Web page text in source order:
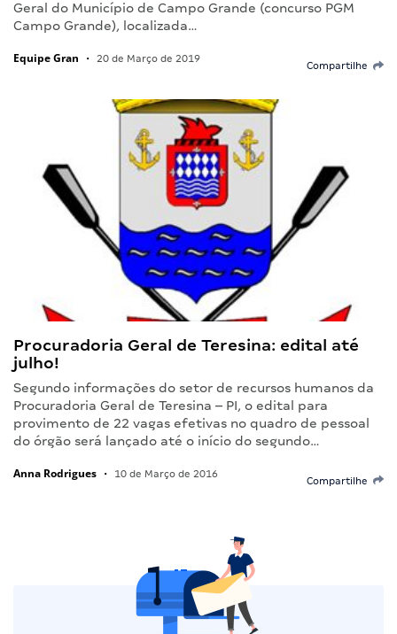
Geral do Município de Campo Grande (concurso PGM
Campo Grande), localizada…
Equipe Gran • 20 de Março de 2019
Compartilhe
Procuradoria Geral de Teresina: edital até
julho!
Segundo informações do setor de recursos humanos da
Procuradoria Geral de Teresina – PI, o edital para
provimento de 22 vagas efetivas no quadro de pessoal
do órgão será lançado até o início do segundo…
Anna Rodrigues • 10 de Março de 2016
Compartilhe